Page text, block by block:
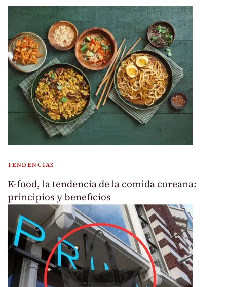
TENDENCIAS
K-food, la tendencia de la comida coreana:
principios y beneficios